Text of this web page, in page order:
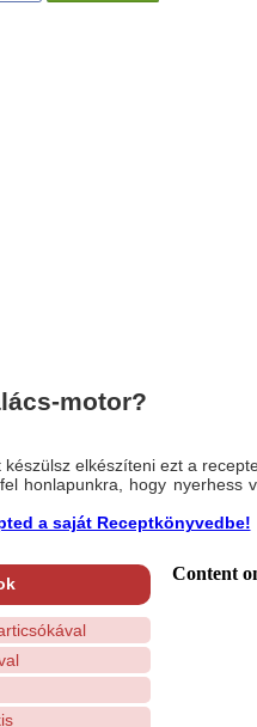
motor?
elkészíteni ezt a
honlapunkra, hogy nyerhess
a saját Receptkönyvedbe!
Content